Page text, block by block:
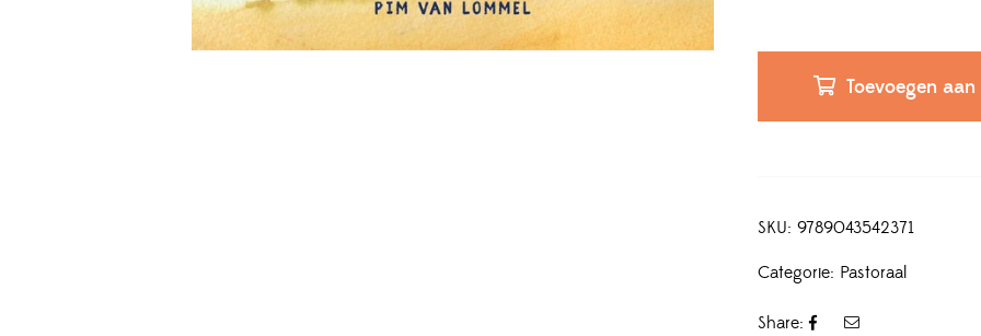
Toevoegen
SKU: 9789043542371
Categorie: Pastoraal
Share: